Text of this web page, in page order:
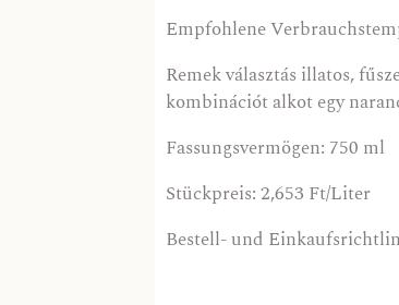
Empfohlene
Remek választás illatos,
kombinációt alkot egy
Fassungsvermögen: 750 ml
Stückpreis: 2,653 Ft/Liter
Bestell- und